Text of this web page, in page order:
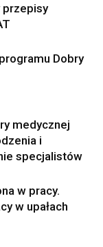
przepisy
Dobry
medycznej
i
specjalistów
w pracy.
w upałach